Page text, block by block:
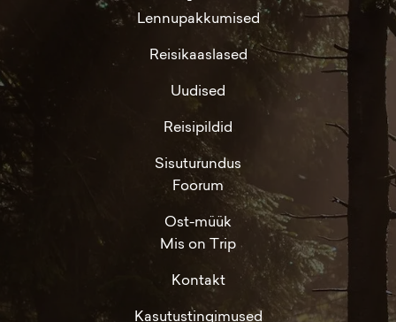
Lennupakkumised
Reisikaaslased
Uudised
Reisipildid
Sisuturundus
Foorum
Ost-müük
Mis on Trip
Kontakt
Kasutustingimused